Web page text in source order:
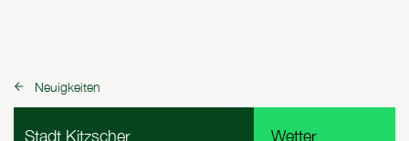
zurück zu:
Neuigkeiten
Fußbereich Informationen
Stadt Kitzscher Wetter